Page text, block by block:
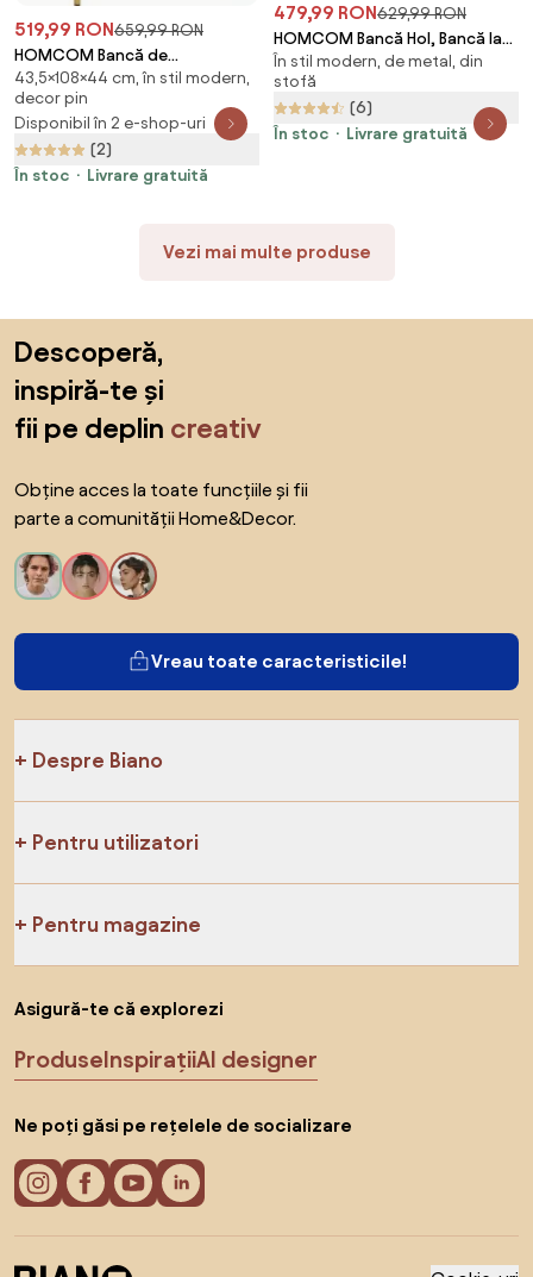
519,99 RON 659,99 RON
HOMCOM Bancă de
Depozitare de Intrare Ovală
72L, Design Canelat cu Capac
Rabatabil și Scaun Capitonat,
Bancă de la Capătul Patului,
Pouf, în Velur și cu Picioare din
43,5×108×44 cm, în stil modern,
decor pin
Disponibil în 2 e-shop-uri
(2)
În stoc
Livrare gratuită
479,99 RON629,99 RON
HOMCOM Bancă Hol, Bancă la
Capătul Patului din Catifea
Albastru Închis, Design Modern
cu Picioare Metalice Aurii,
118x45x42cm | Aosom Romania
În stil modern, de metal, din
stofă
(6)
În stoc
Livrare gratuită
Vezi mai multe produse
Descoperă,
inspiră-te și
fii pe deplin creativ
Obține acces la toate funcțiile și fii
parte a comunității Home&Decor.
Vreau toate caracteristicile!
Despre Biano
Pentru utilizatori
Pentru magazine
Asigură-te că explorezi
ProduseInspirațiiAI designer
Ne poți găsi pe rețelele de socializare